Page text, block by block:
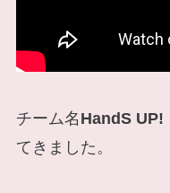
チーム名 HandS UP!
てきました。